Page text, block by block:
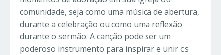
comunidade, seja como uma música de abertura,
durante a celebração ou como uma reflexão
durante o sermão. A canção pode ser um
poderoso instrumento para inspirar e unir os